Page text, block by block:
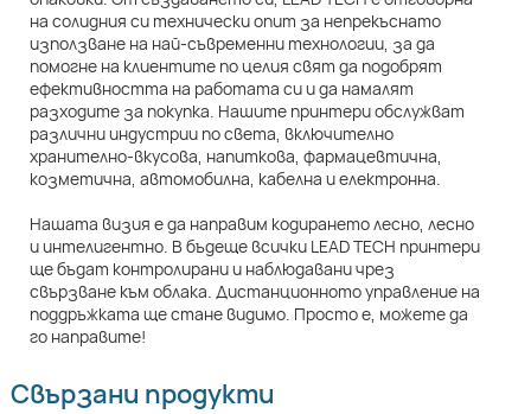
на солидния си технически опит за непрекъснато
използване на най-съвременни технологии, за да
помогне на клиентите по целия свят да подобрят
ефективността на работата си и да намалят
разходите за покупка. Нашите принтери обслужват
различни индустрии по света, включително
хранително-вкусова, напиткова, фармацевтична,
козметична, автомобилна, кабелна и електронна.
Нашата визия е да направим кодирането лесно, лесно
и интелигентно. В бъдеще всички LEAD TECH принтери
ще бъдат контролирани и наблюдавани чрез
свързване към облака. Дистанционното управление на
поддръжката ще стане видимо. Просто е, можете да
го направите!
Свързани продукти